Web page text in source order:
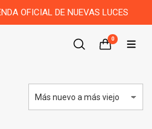
OFICIAL DE NUEVAS LUCES
0